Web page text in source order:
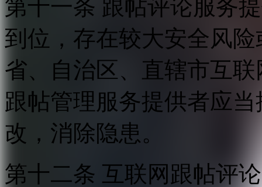
第十一条 跟帖评论服务
到位，存在较大安全风
省、自治区、直辖市互
跟帖管理服务提供者应
改，消除隐患。
第十二条 互联网跟帖评